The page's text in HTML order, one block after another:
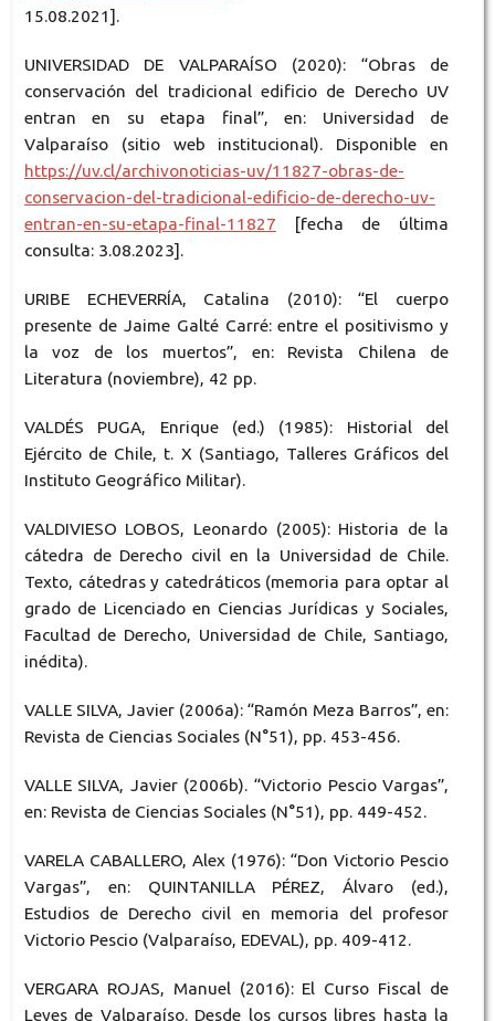
15.08.2021].
UNIVERSIDAD DE VALPARAÍSO (2020): “Obras de
conservación del tradicional edificio de Derecho UV
entran en su etapa final”, en: Universidad de
Valparaíso (sitio web institucional). Disponible en
https://uv.cl/archivonoticias-uv/11827-obras-de-
conservacion-del-tradicional-edificio-de-derecho-uv-
entran-en-su-etapa-final-11827 [fecha de última
consulta: 3.08.2023].
URIBE ECHEVERRÍA, Catalina (2010): “El cuerpo
presente de Jaime Galté Carré: entre el positivismo y
la voz de los muertos”, en: Revista Chilena de
Literatura (noviembre), 42 pp.
VALDÉS PUGA, Enrique (ed.) (1985): Historial del
Ejército de Chile, t. X (Santiago, Talleres Gráficos del
Instituto Geográfico Militar).
VALDIVIESO LOBOS, Leonardo (2005): Historia de la
cátedra de Derecho civil en la Universidad de Chile.
Texto, cátedras y catedráticos (memoria para optar al
grado de Licenciado en Ciencias Jurídicas y Sociales,
Facultad de Derecho, Universidad de Chile, Santiago,
inédita).
VALLE SILVA, Javier (2006a): “Ramón Meza Barros”, en:
Revista de Ciencias Sociales (N°51), pp. 453-456.
VALLE SILVA, Javier (2006b). “Victorio Pescio Vargas”,
en: Revista de Ciencias Sociales (N°51), pp. 449-452.
VARELA CABALLERO, Alex (1976): “Don Victorio Pescio
Vargas”, en: QUINTANILLA PÉREZ, Álvaro (ed.),
Estudios de Derecho civil en memoria del profesor
Victorio Pescio (Valparaíso, EDEVAL), pp. 409-412.
VERGARA ROJAS, Manuel (2016): El Curso Fiscal de
Leyes de Valparaíso. Desde los cursos libres hasta la